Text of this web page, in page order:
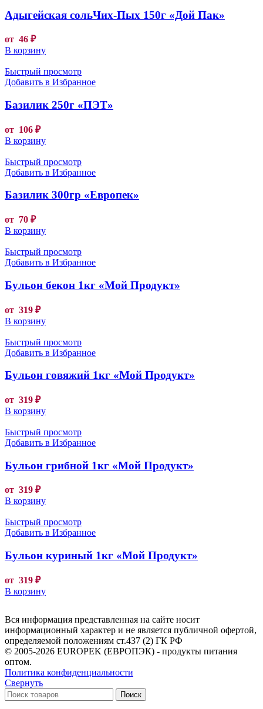
Адыгейская сольЧих-Пых 150г «Дой Пак»
от 46 ₽
В корзину
Быстрый просмотр
Добавить в Избранное
Базилик 250г «ПЭТ»
от 106 ₽
В корзину
Быстрый просмотр
Добавить в Избранное
Базилик 300гр «Европек»
от 70 ₽
В корзину
Быстрый просмотр
Добавить в Избранное
Бульон бекон 1кг «Мой Продукт»
от 319 ₽
В корзину
Быстрый просмотр
Добавить в Избранное
Бульон говяжий 1кг «Мой Продукт»
от 319 ₽
В корзину
Быстрый просмотр
Добавить в Избранное
Бульон грибной 1кг «Мой Продукт»
от 319 ₽
В корзину
Быстрый просмотр
Добавить в Избранное
Бульон куриный 1кг «Мой Продукт»
от 319 ₽
В корзину
Вся информация представленная на сайте носит
информационный характер и не является публичной офертой,
определяемой положениям ст.437 (2) ГК РФ
© 2005-2026 EUROPEK (ЕВРОПЭК) - продукты питания
оптом.
Политика конфиденциальности
Свернуть
Поиск